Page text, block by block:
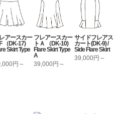
アースカー
F （DK-17)
Skirt Type
円～
フレアースカー
トＡ （DK-10)
Flare Skirt Type
A
39,000円～
サイドフレアス
カート(DK-9) /
Side Flare Skirt
39,000円～